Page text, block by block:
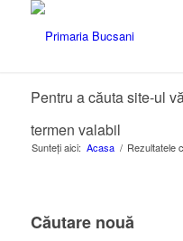
Pentru a căuta site-ul
termen valabil
Sunteți aici: Acasa / Rezultatele
Căutare nouă